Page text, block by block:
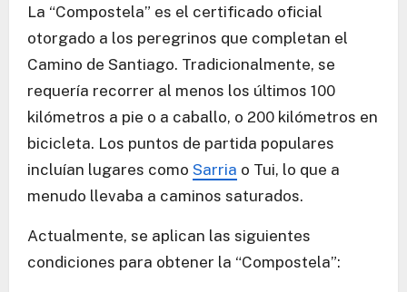
La “Compostela” es el certificado oficial
otorgado a los peregrinos que completan el
Camino de Santiago. Tradicionalmente, se
requería recorrer al menos los últimos 100
kilómetros a pie o a caballo, o 200 kilómetros en
bicicleta. Los puntos de partida populares
incluían lugares como Sarria o Tui, lo que a
menudo llevaba a caminos saturados.
Actualmente, se aplican las siguientes
condiciones para obtener la “Compostela”: